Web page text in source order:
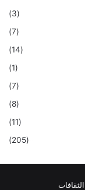
(3)
(7)
(14)
(1)
(7)
(8)
(11)
(205)